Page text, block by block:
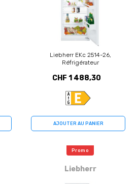
Liebherr EKc 2514-26,
Réfrigérateur
CHF 1 488,30
AJOUTER AU PANIER
Promo
Liebherr